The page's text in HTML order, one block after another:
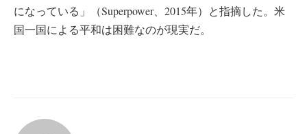
になっている」（Superpower、2015年）と指摘した。米
国一国による平和は困難なのが現実だ。